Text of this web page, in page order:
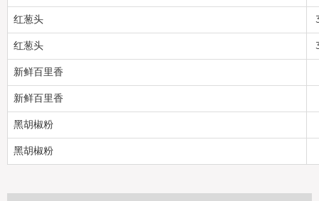
红葱头
红葱头
新鲜百里香
新鲜百里香
黑胡椒粉
黑胡椒粉